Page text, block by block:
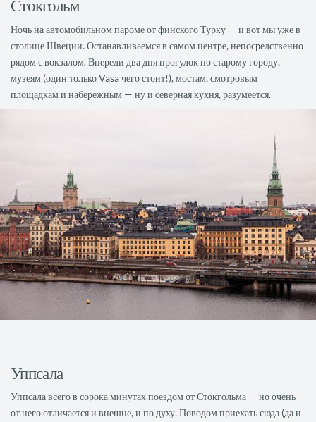
Стокгольм
Ночь на автомобильном пароме от финского Турку — и вот мы уже в
столице Швеции. Останавливаемся в самом центре, непосредственно
рядом с вокзалом. Впереди два дня прогулок по старому городу,
музеям (один только Vasa чего стоит!), мостам, смотровым
площадкам и набережным — ну и северная кухня, разумеется.
Уппсала
Уппсала всего в сорока минутах поездом от Стокгольма — но очень
от него отличается и внешне, и по духу. Поводом приехать сюда (да и